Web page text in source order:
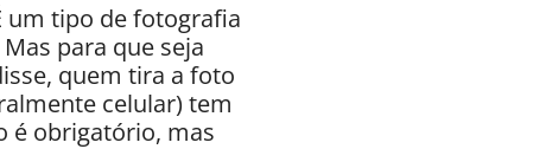
tipo de fotografia
para que seja
quem tira a foto
celular) tem
é obrigatório, mas